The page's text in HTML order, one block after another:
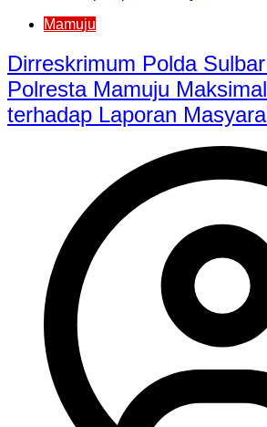
Mamuju
Dirreskrimum Polda
Polresta Mamuju
terhadap Laporan